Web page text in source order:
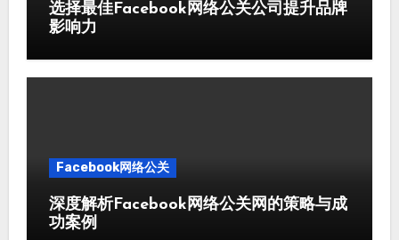
选择最佳Facebook网络公关公司提升品牌
影响力
Facebook网络公关
深度解析Facebook网络公关网的策略与成
功案例